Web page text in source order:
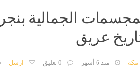
الجمالية
عريق
مكه منذ 6 أشهر 0 تعليق ارسل